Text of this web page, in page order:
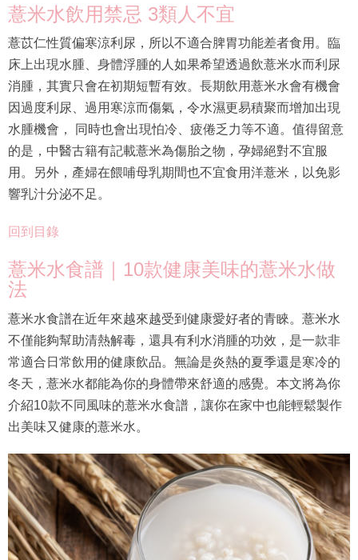
薏米水飲用禁忌 3類人不宜
薏苡仁性質偏寒涼利尿，所以不適合脾胃功能差者食用。臨
床上出現水腫、身體浮腫的人如果希望透過飲薏米水而利尿
消腫，其實只會在初期短暫有效。長期飲用薏米水會有機會
因過度利尿、過用寒涼而傷氣，令水濕更易積聚而增加出現
水腫機會， 同時也會出現怕冷、疲倦乏力等不適。值得留意
的是，中醫古籍有記載薏米為傷胎之物，孕婦絕對不宜服
用。另外，產婦在餵哺母乳期間也不宜食用洋薏米，以免影
響乳汁分泌不足。
回到目錄
薏米水食譜｜10款健康美味的薏米水做
法
薏米水食譜在近年來越來越受到健康愛好者的青睞。薏米水
不僅能夠幫助清熱解毒，還具有利水消腫的功效，是一款非
常適合日常飲用的健康飲品。無論是炎熱的夏季還是寒冷的
冬天，薏米水都能為你的身體帶來舒適的感覺。本文將為你
介紹10款不同風味的薏米水食譜，讓你在家中也能輕鬆製作
出美味又健康的薏米水。